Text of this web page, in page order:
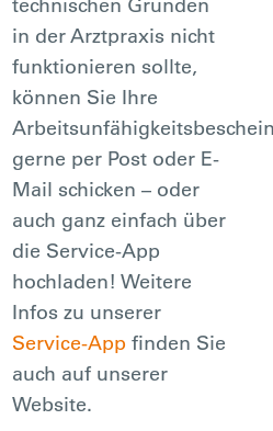
in der Arztpraxis nicht
funktionieren sollte,
können Sie Ihre
gerne per Post oder E-
Mail schicken – oder
auch ganz einfach über
die Service-App
hochladen! Weitere
Infos zu unserer
Service-App finden Sie
auch auf unserer
Website.